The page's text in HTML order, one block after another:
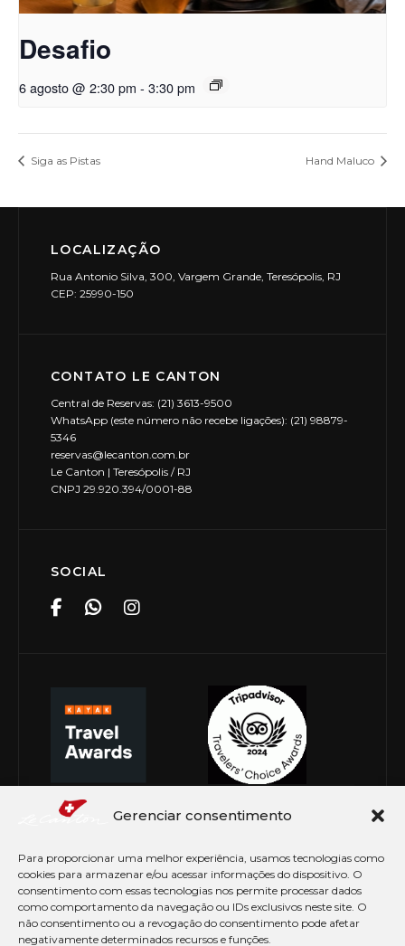
Gerenciar consentimento
Para proporcionar uma melhor experiência, usamos tecnologias como
cookies para armazenar e/ou acessar informações do dispositivo. O
consentimento com essas tecnologias nos permite processar dados
como comportamento da navegação ou IDs exclusivos neste site. O
não consentimento ou a revogação do consentimento pode afetar
negativamente determinados recursos e funções.
Desafio
6 agosto @ 2:30 pm - 3:30 pm
Siga as Pistas Hand Maluco
LOCALIZAÇÃO
Rua Antonio Silva, 300, Vargem Grande, Teresópolis, RJ
CEP: 25990-150
CONTATO LE CANTON
Central de Reservas: (21) 3613-9500
WhatsApp (este número não recebe ligações): (21) 98879-
5346
reservas@lecanton.com.br
Le Canton | Teresópolis / RJ
CNPJ 29.920.394/0001-88
SOCIAL
© Copyright 2026 Le Canton. Todos os direitos